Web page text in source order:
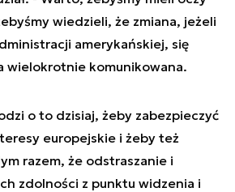
wiedzieli, że zmiana, jeżeli
amerykańskiej, się
wielokrotnie komunikowana.
o to dzisiaj, żeby zabezpieczyć
europejskie i żeby też
razem, że odstraszanie i
zdolności z punktu widzenia i